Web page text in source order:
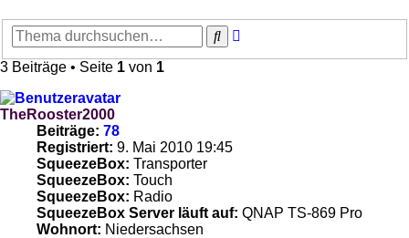
Suche
3 Beiträge • Seite 1 von 1
TheRooster2000
Beiträge: 78
Registriert: 9. Mai 2010 19:45
SqueezeBox: Transporter
SqueezeBox: Touch
SqueezeBox: Radio
SqueezeBox Server läuft auf: QNAP TS-869 Pro
Wohnort: Niedersachsen